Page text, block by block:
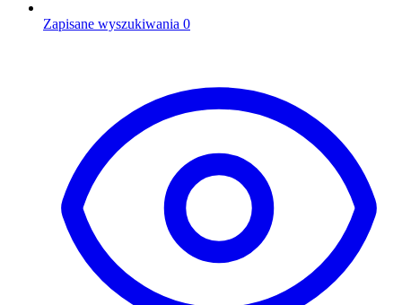
Zapisane wyszukiwania 0